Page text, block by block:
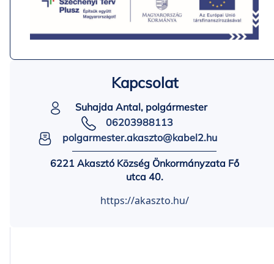
Kapcsolat
Suhajda Antal, polgármester
06203988113
polgarmester.akaszto@kabel2.hu
6221 Akasztó Község Önkormányzata Fő
utca 40.
https://akaszto.hu/